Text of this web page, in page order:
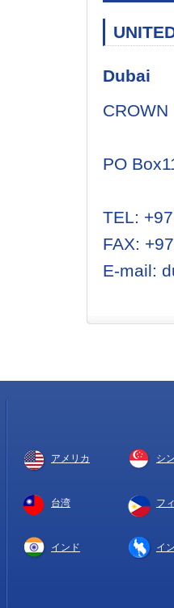
Dubai
CROWN
PO
TEL:
FAX:
E-mail:
アメリカ シ
台湾 フ
インド イ